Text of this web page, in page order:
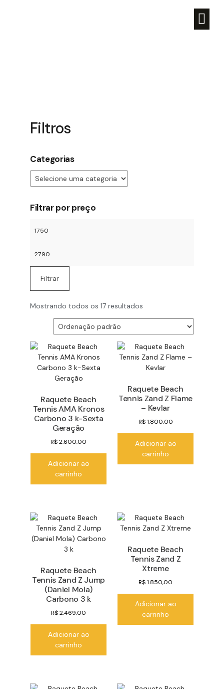
Filtros
Categorias
Filtrar por preço
Filtrar
Mostrando todos os 17 resultados
Raquete Beach
Tennis AMA Kronos
Carbono 3 k-Sexta
Geração
R$2.600,00
Adicionar ao
carrinho
Raquete Beach
Tennis Zand Z Flame
– Kevlar
R$1.800,00
Adicionar ao
carrinho
Raquete Beach
Tennis Zand Z Jump
(Daniel Mola)
Carbono 3 k
R$2.469,00
Adicionar ao
carrinho
Raquete Beach
Tennis Zand Z
Xtreme
R$1.850,00
Adicionar ao
carrinho